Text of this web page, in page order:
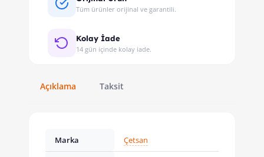
Tüm ürünler orijinal ve garantili.
Kolay İade
14 gün içinde kolay iade.
Açıklama Taksit
Marka Çetsan